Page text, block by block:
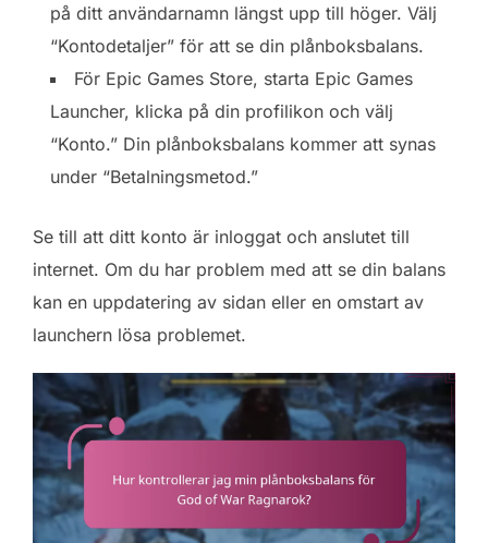
på ditt användarnamn längst upp till höger. Välj
“Kontodetaljer” för att se din plånboksbalans.
För Epic Games Store, starta Epic Games
Launcher, klicka på din profilikon och välj
“Konto.” Din plånboksbalans kommer att synas
under “Betalningsmetod.”
Se till att ditt konto är inloggat och anslutet till
internet. Om du har problem med att se din balans
kan en uppdatering av sidan eller en omstart av
launchern lösa problemet.